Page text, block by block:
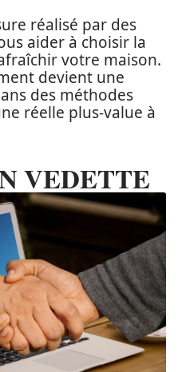
réalisé par des
aider à choisir la
votre maison.
devient une
des méthodes
réelle plus-value à
VEDETTE